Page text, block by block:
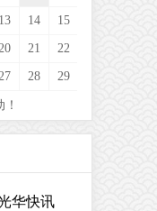
13 14 15
21 22
28 29
华快讯